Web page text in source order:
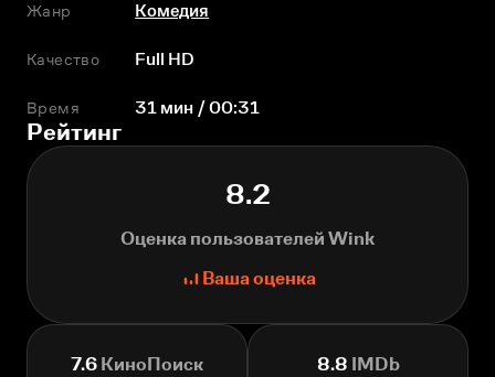
Жанр Комедия
Качество Full HD
Время 31 мин / 00:31
Рейтинг
8.2
Оценка пользователей Wink
Ваша оценка
7.6 КиноПоиск 8.8 IMDb